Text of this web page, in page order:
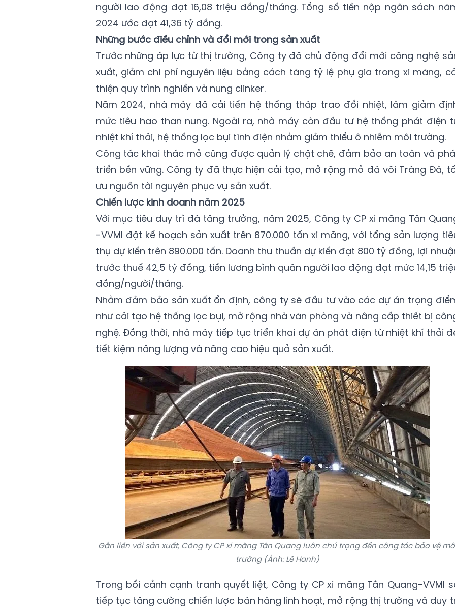
người lao động đạt 16,08 triệu đồng/tháng. Tổng số tiền nộp ngân sách
2024 ước đạt 41,36 tỷ đồng.
Những bước điều chỉnh và đổi mới trong sản xuất
Trước những áp lực từ thị trường, Công ty đã chủ động đổi mới công nghệ
xuất, giảm chi phí nguyên liệu bằng cách tăng tỷ lệ phụ gia trong xi măng,
thiện quy trình nghiền và nung clinker.
Năm 2024, nhà máy đã cải tiến hệ thống tháp trao đổi nhiệt, làm giảm
mức tiêu hao than nung. Ngoài ra, nhà máy còn đầu tư hệ thống phát điện
nhiệt khí thải, hệ thống lọc bụi tĩnh điện nhằm giảm thiểu ô nhiễm môi trường.
Công tác khai thác mỏ cũng được quản lý chặt chẽ, đảm bảo an toàn và
triển bền vững. Công ty đã thực hiện cải tạo, mở rộng mỏ đá vôi Tràng Đà,
ưu nguồn tài nguyên phục vụ sản xuất.
Chiến lược kinh doanh năm 2025
Với mục tiêu duy trì đà tăng trưởng, năm 2025, Công ty CP xi măng Tân
-VVMI đặt kế hoạch sản xuất trên 870.000 tấn xi măng, với tổng sản lượng
thụ dự kiến trên 890.000 tấn. Doanh thu thuần dự kiến đạt 800 tỷ đồng, lợi
trước thuế 42,5 tỷ đồng, tiền lương bình quân người lao động đạt mức 14,15
đồng/người/tháng.
Nhằm đảm bảo sản xuất ổn định, công ty sẽ đầu tư vào các dự án trọng
như cải tạo hệ thống lọc bụi, mở rộng nhà văn phòng và nâng cấp thiết bị
nghệ. Đồng thời, nhà máy tiếp tục triển khai dự án phát điện từ nhiệt khí thải
tiết kiệm năng lượng và nâng cao hiệu quả sản xuất.
Gắn liền với sản xuất, Công ty CP xi măng Tân Quang luôn chú trọng đến công tác bảo vệ
trường (Ảnh: Lê Hanh)
Trong bối cảnh cạnh tranh quyết liệt, Công ty CP xi măng Tân Quang-VVMI
tiếp tục tăng cường chiến lược bán hàng linh hoạt, mở rộng thị trường và duy